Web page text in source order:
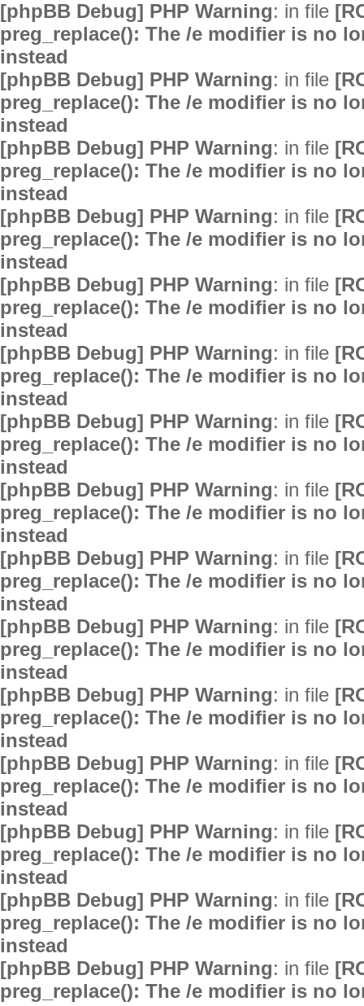
[phpBB Debug] PHP Warning: in file
preg_replace(): The /e modifier is no
instead
[phpBB Debug] PHP Warning: in file
preg_replace(): The /e modifier is no
instead
[phpBB Debug] PHP Warning: in file
preg_replace(): The /e modifier is no
instead
[phpBB Debug] PHP Warning: in file
preg_replace(): The /e modifier is no
instead
[phpBB Debug] PHP Warning: in file
preg_replace(): The /e modifier is no
instead
[phpBB Debug] PHP Warning: in file
preg_replace(): The /e modifier is no
instead
[phpBB Debug] PHP Warning: in file
preg_replace(): The /e modifier is no
instead
[phpBB Debug] PHP Warning: in file
preg_replace(): The /e modifier is no
instead
[phpBB Debug] PHP Warning: in file
preg_replace(): The /e modifier is no
instead
[phpBB Debug] PHP Warning: in file
preg_replace(): The /e modifier is no
instead
[phpBB Debug] PHP Warning: in file
preg_replace(): The /e modifier is no
instead
[phpBB Debug] PHP Warning: in file
preg_replace(): The /e modifier is no
instead
[phpBB Debug] PHP Warning: in file
preg_replace(): The /e modifier is no
instead
[phpBB Debug] PHP Warning: in file
preg_replace(): The /e modifier is no
instead
[phpBB Debug] PHP Warning: in file
preg_replace(): The /e modifier is no